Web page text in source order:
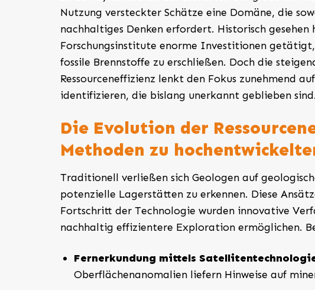
Nutzung versteckter Schätze eine Domäne, die
nachhaltiges Denken erfordert. Historisch gesehen
Forschungsinstitute enorme Investitionen
fossile Brennstoffe zu erschließen. Doch die
Ressourceneffizienz lenkt den Fokus zunehmend
identifizieren, die bislang unerkannt geblieben sind.
Die Evolution der
Methoden zu
Traditionell verließen sich Geologen auf
potenzielle Lagerstätten zu erkennen. Diese
Fortschritt der Technologie wurden innovative
nachhaltig effizientere Exploration ermöglichen.
Fernerkundung mittels
Oberflächenanomalien liefern Hinweise auf